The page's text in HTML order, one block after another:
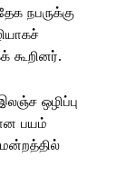
நபருக்கு
கூறினர்.
ஒழிப்பு
பயம்